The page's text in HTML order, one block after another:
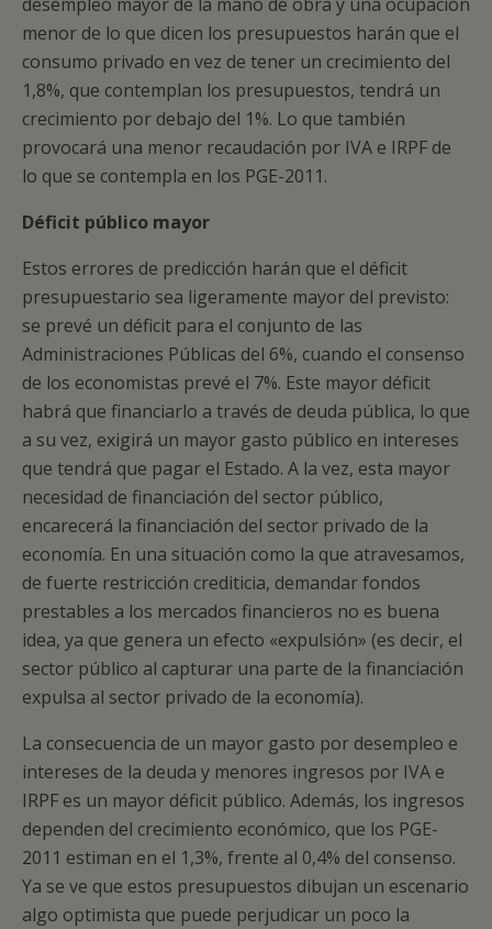
menor de lo que dicen los presupuestos harán que el
consumo privado en vez de tener un crecimiento del
1,8%, que contemplan los presupuestos, tendrá un
crecimiento por debajo del 1%. Lo que también
provocará una menor recaudación por IVA e IRPF de
lo que se contempla en los PGE-2011.
Déficit público mayor
Estos errores de predicción harán que el déficit
presupuestario sea ligeramente mayor del previsto:
se prevé un déficit para el conjunto de las
Administraciones Públicas del 6%, cuando el consenso
de los economistas prevé el 7%. Este mayor déficit
habrá que financiarlo a través de deuda pública, lo que
a su vez, exigirá un mayor gasto público en intereses
que tendrá que pagar el Estado. A la vez, esta mayor
necesidad de financiación del sector público,
encarecerá la financiación del sector privado de la
economía. En una situación como la que atravesamos,
de fuerte restricción crediticia, demandar fondos
prestables a los mercados financieros no es buena
idea, ya que genera un efecto «expulsión» (es decir, el
sector público al capturar una parte de la financiación
expulsa al sector privado de la economía).
La consecuencia de un mayor gasto por desempleo e
intereses de la deuda y menores ingresos por IVA e
IRPF es un mayor déficit público. Además, los ingresos
dependen del crecimiento económico, que los PGE-
2011 estiman en el 1,3%, frente al 0,4% del consenso.
Ya se ve que estos presupuestos dibujan un escenario
algo optimista que puede perjudicar un poco la